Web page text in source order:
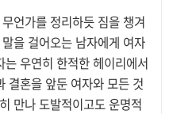
언가를 정리하듯 짐을 챙겨
을 걸어오는 남자에게 여자
우연히 한적한 헤이리에서
결혼을 앞둔 여자와 모든 것
만나 도발적이고도 운명적